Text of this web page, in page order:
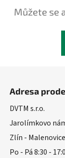
Můžete se
Adresa
DVTM s.r.o.
Jarolímkovo
Zlín -
Po - Pá 8:30 -